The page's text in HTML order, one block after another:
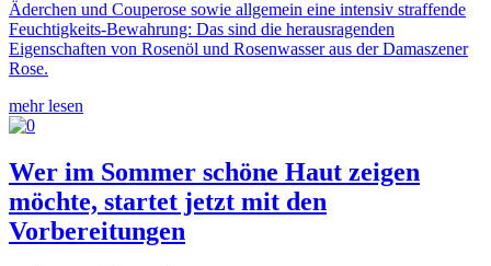
Äderchen und Couperose sowie allgemein eine intensiv straffende
Feuchtigkeits-Bewahrung: Das sind die herausragenden
Eigenschaften von Rosenöl und Rosenwasser aus der Damaszener
Rose.
mehr lesen
Wer im Sommer schöne Haut zeigen
möchte, startet jetzt mit den
Vorbereitungen